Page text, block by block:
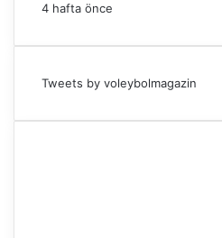
4 hafta önce
Tweets by voleybolmagazin